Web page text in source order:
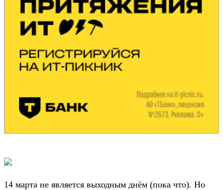
14 марта не является выходным днём (пока что). Но